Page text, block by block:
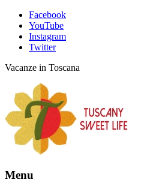
Facebook
YouTube
Instagram
Twitter
Vacanze in Toscana
Menu